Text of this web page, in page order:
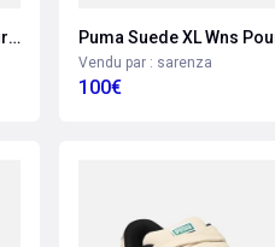
Puma Suede XL Leo Wns Pour Femme
Vendu par : sarenza
100€